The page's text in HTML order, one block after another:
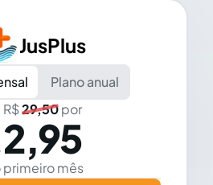
JusPlus
Plano anual
29,50por
2,95
primeiro mês